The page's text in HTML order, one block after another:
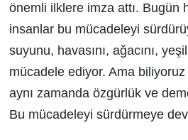
önemli ilklere imza attı. Bugün
insanlar bu mücadeleyi
suyunu, havasını, ağacını,
mücadele ediyor. Ama
aynı zamanda özgürlük ve
Bu mücadeleyi sürdürmeye